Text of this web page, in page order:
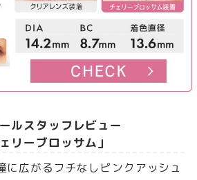
ルスタッフレビュー
リーブロッサム」
に広がるフチなしピンクアッシュ